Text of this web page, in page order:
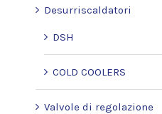
Desurriscaldatori
DSH
COLD COOLERS
Valvole di regolazione